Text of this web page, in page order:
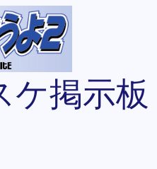
ケ掲示板